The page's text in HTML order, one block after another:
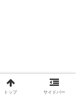
トップ サイドバー